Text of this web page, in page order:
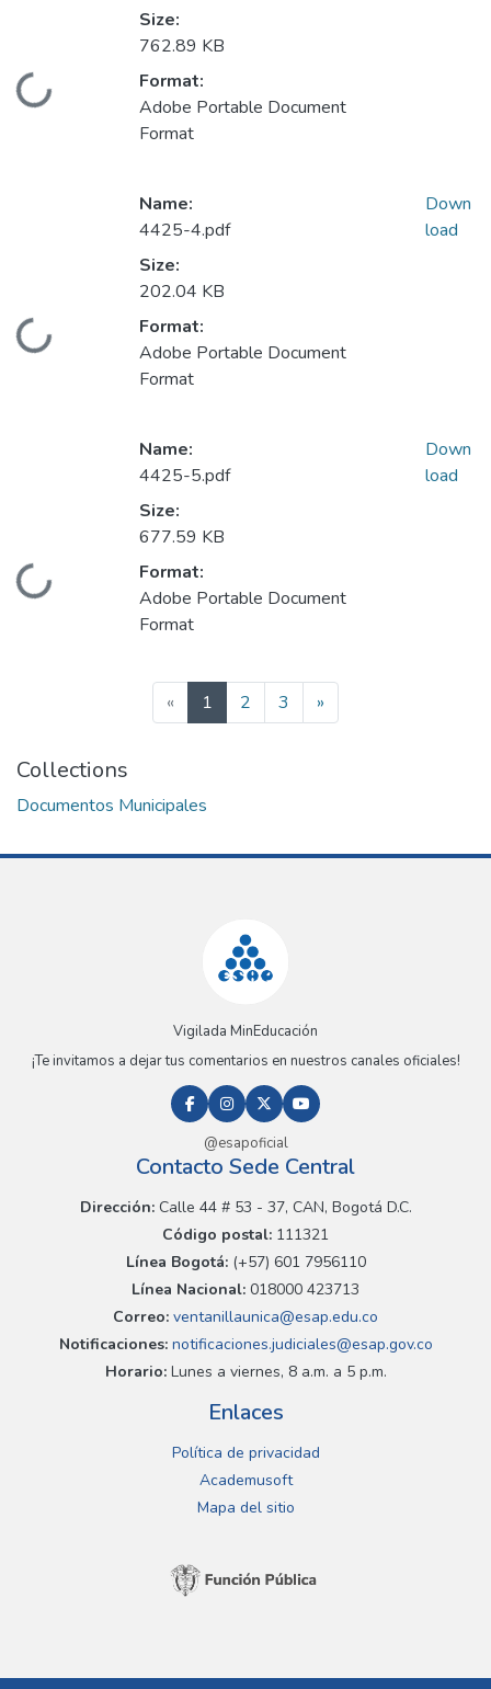
Loading...
Size:
762.89 KB
Format:
Adobe Portable Document
Format
Loading...
Name:
4425-4.pdf
Size:
202.04 KB
Format:
Adobe Portable Document
Format
Down
load
Loading...
Name:
4425-5.pdf
Size:
677.59 KB
Format:
Adobe Portable Document
Format
Down
load
« 1 (current)
2 3 »
Collections
Documentos Municipales
Vigilada MinEducación
¡Te invitamos a dejar tus comentarios en nuestros canales oficiales!
@esapoficial
Contacto Sede Central
Dirección:Calle 44 # 53 - 37, CAN, Bogotá D.C.
Código postal: 111321
Línea Bogotá:(+57) 601 7956110
Línea Nacional: 018000 423713
Correo: ventanillaunica@esap.edu.co
Notificaciones:notificaciones.judiciales@esap.gov.co
Horario:Lunes a viernes, 8 a.m. a 5 p.m.
Enlaces
Política de privacidad
Academusoft
Mapa del sitio